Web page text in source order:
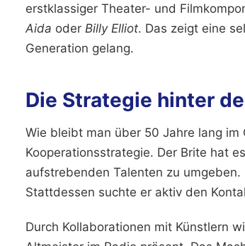
erstklassiger Theater- und
Aida oder Billy Elliot. Das zeigt eine
Generation gelang.
Die Strategie hinter
Wie bleibt man über 50 Jahre lang
Kooperationsstrategie. Der Brite hat
aufstrebenden Talenten zu
Stattdessen suchte er aktiv den
Durch Kollaborationen mit Künstlern